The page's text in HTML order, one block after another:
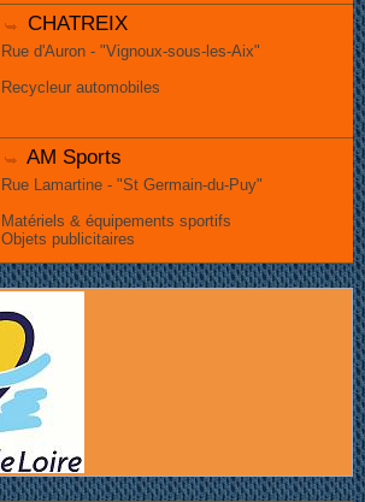
CHATREIX
Rue d'Auron - "Vignoux-sous-les-Aix"
Recycleur automobiles
AM Sports
Rue Lamartine - "St Germain-du-Puy"
Matériels & équipements sportifs
Objets publicitaires